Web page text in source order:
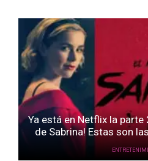
Ya está en Netflix la parte
de Sabrina! Estas son